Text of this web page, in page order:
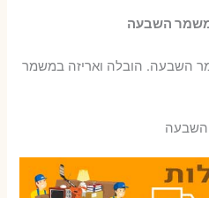
השבעה
השבעה. הובלה ואריזה במשמר
השבעה